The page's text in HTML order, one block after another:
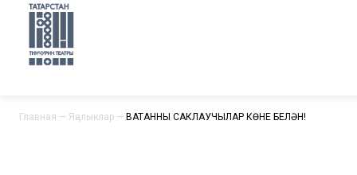
Главная — Яңалыклар — ВАТАННЫ САКЛАУЧЫЛАР КӨНЕ БЕЛӘН!